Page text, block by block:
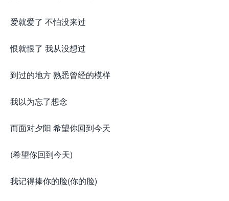
爱就爱了 不怕没来过
恨就恨了 我从没想过
到过的地方 熟悉曾经的模样
我以为忘了想念
而面对夕阳 希望你回到今天
(希望你回到今天)
我记得捧你的脸(你的脸)